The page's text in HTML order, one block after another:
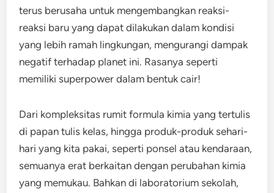
terus berusaha untuk mengembangkan reaksi-
reaksi baru yang dapat dilakukan dalam kondisi
yang lebih ramah lingkungan, mengurangi dampak
negatif terhadap planet ini. Rasanya seperti
memiliki superpower dalam bentuk cair!
Dari kompleksitas rumit formula kimia yang tertulis
di papan tulis kelas, hingga produk-produk sehari-
hari yang kita pakai, seperti ponsel atau kendaraan,
semuanya erat berkaitan dengan perubahan kimia
yang memukau. Bahkan di laboratorium sekolah,